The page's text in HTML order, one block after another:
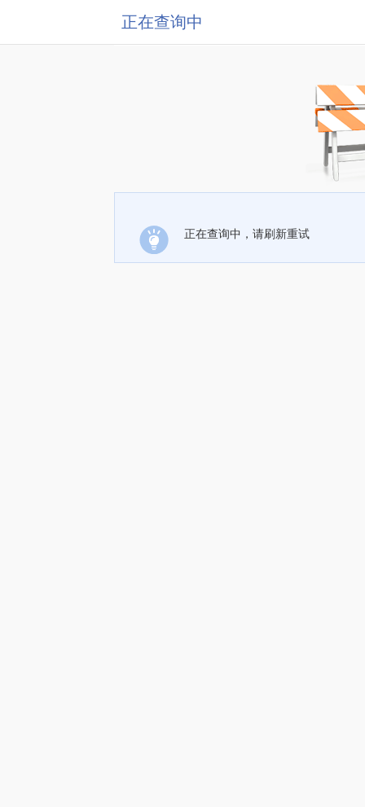
正在查询中
正在查询中，请刷新重试